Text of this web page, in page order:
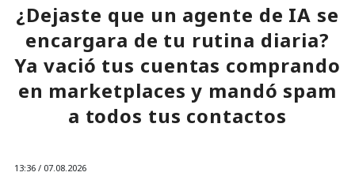
¿Dejaste que un agente de IA se
encargara de tu rutina diaria?
Ya vació tus cuentas comprando
en marketplaces y mandó spam
a todos tus contactos
13:36 / 07.08.2026